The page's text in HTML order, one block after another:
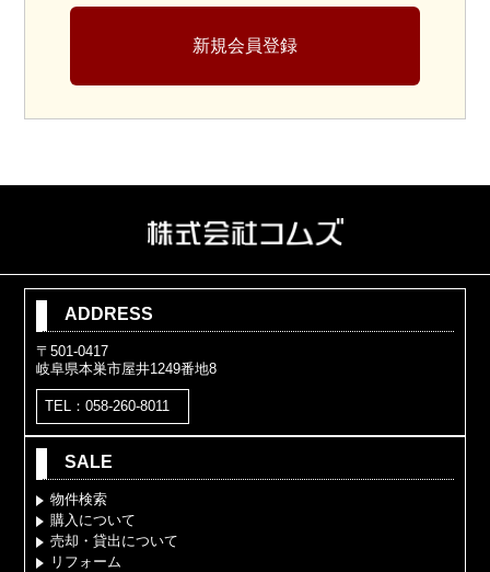
新規会員登録
ADDRESS
〒501-0417
岐阜県本巣市屋井1249番地8
TEL：058-260-8011
SALE
物件検索
購入について
売却・貸出について
リフォーム